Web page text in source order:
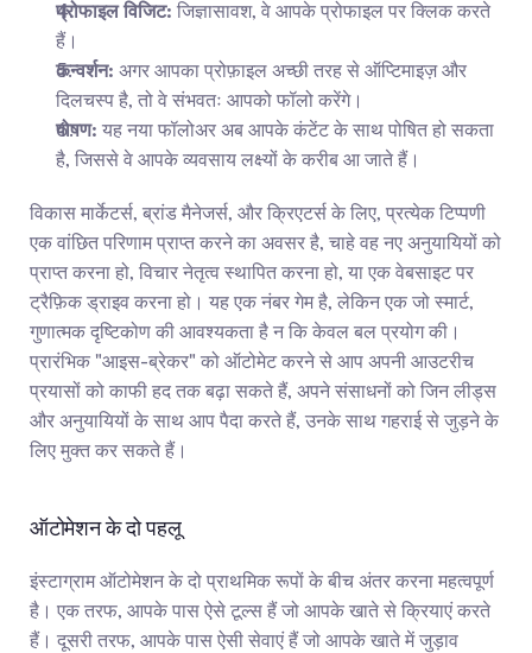
प्रोफाइल विजिट: जिज्ञासावश, वे आपके प्रोफाइल पर क्लिक करते
हैं।
कन्वर्शन: अगर आपका प्रोफ़ाइल अच्छी तरह से ऑप्टिमाइज़ और
दिलचस्प है, तो वे संभवतः आपको फॉलो करेंगे।
पोषण: यह नया फॉलोअर अब आपके कंटेंट के साथ पोषित हो सकता
है, जिससे वे आपके व्यवसाय लक्ष्यों के करीब आ जाते हैं।
विकास मार्केटर्स, ब्रांड मैनेजर्स, और क्रिएटर्स के लिए, प्रत्येक टिप्पणी
एक वांछित परिणाम प्राप्त करने का अवसर है, चाहे वह नए अनुयायियों को
प्राप्त करना हो, विचार नेतृत्व स्थापित करना हो, या एक वेबसाइट पर
ट्रैफ़िक ड्राइव करना हो। यह एक नंबर गेम है, लेकिन एक जो स्मार्ट,
गुणात्मक दृष्टिकोण की आवश्यकता है न कि केवल बल प्रयोग की।
प्रारंभिक "आइस-ब्रेकर" को ऑटोमेट करने से आप अपनी आउटरीच
प्रयासों को काफी हद तक बढ़ा सकते हैं, अपने संसाधनों को जिन लीड्स
और अनुयायियों के साथ आप पैदा करते हैं, उनके साथ गहराई से जुड़ने के
लिए मुक्त कर सकते हैं।
ऑटोमेशन के दो पहलू
इंस्टाग्राम ऑटोमेशन के दो प्राथमिक रूपों के बीच अंतर करना महत्वपूर्ण
है। एक तरफ, आपके पास ऐसे टूल्स हैं जो आपके खाते से क्रियाएं करते
हैं। दूसरी तरफ, आपके पास ऐसी सेवाएं हैं जो आपके खाते में जुड़ाव